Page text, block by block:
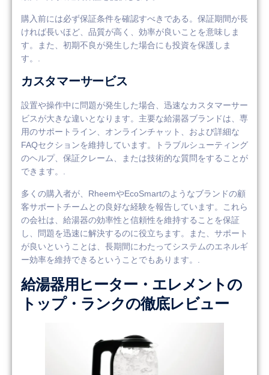
購入前には必ず保証条件を確認すべきである。保証期間が長
ければ長いほど、品質が高く、効率が良いことを意味しま
す。また、初期不良が発生した場合にも投資を保護しま
す。.
カスタマーサービス
設置や操作中に問題が発生した場合、迅速なカスタマーサー
ビスが大きな違いとなります。主要な給湯器ブランドは、専
用のサポートライン、オンラインチャット、および詳細な
FAQセクションを維持しています。トラブルシューティング
のヘルプ、保証クレーム、または技術的な質問をすることが
できます。.
多くの購入者が、RheemやEcoSmartのようなブランドの顧
客サポートチームとの良好な経験を報告しています。これら
の会社は、給湯器の効率性と信頼性を維持することを保証
し、問題を迅速に解決するのに役立ちます。また、サポート
が良いということは、長期間にわたってシステムのエネルギ
ー効率を維持できるということでもあります。.
給湯器用ヒーター・エレメントの
トップ・ランクの徹底レビュー